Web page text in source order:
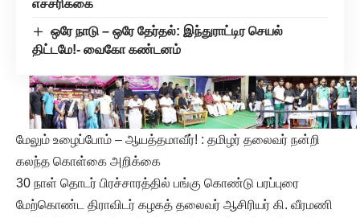
எச்சரிக்கை
ஒரே நாடு – ஒரே தேர்தல்: இந்துராட்டிர செயல்
திட்டமே!- வைகோ கண்டனம்
மேலும் உழைப்போம் – ஆயத்தமாவீர்! : தமிழர் தலைவர் நன்றி
கலந்த கொள்கை அறிக்கை
30 நாள் தொடர் பிரச்சாரத்தில் பங்கு கொண்டு பரப்புரை
மேற்கொண்ட திராவிடர் கழகத் தலைவர் ஆசிரியர் கி. வீரமணி